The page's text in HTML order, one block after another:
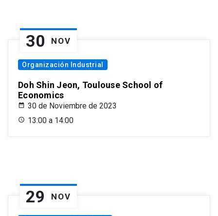
30 NOV
Organización Industrial
Doh Shin Jeon, Toulouse School of
Economics
30 de Noviembre de 2023
13:00 a 14:00
29 NOV